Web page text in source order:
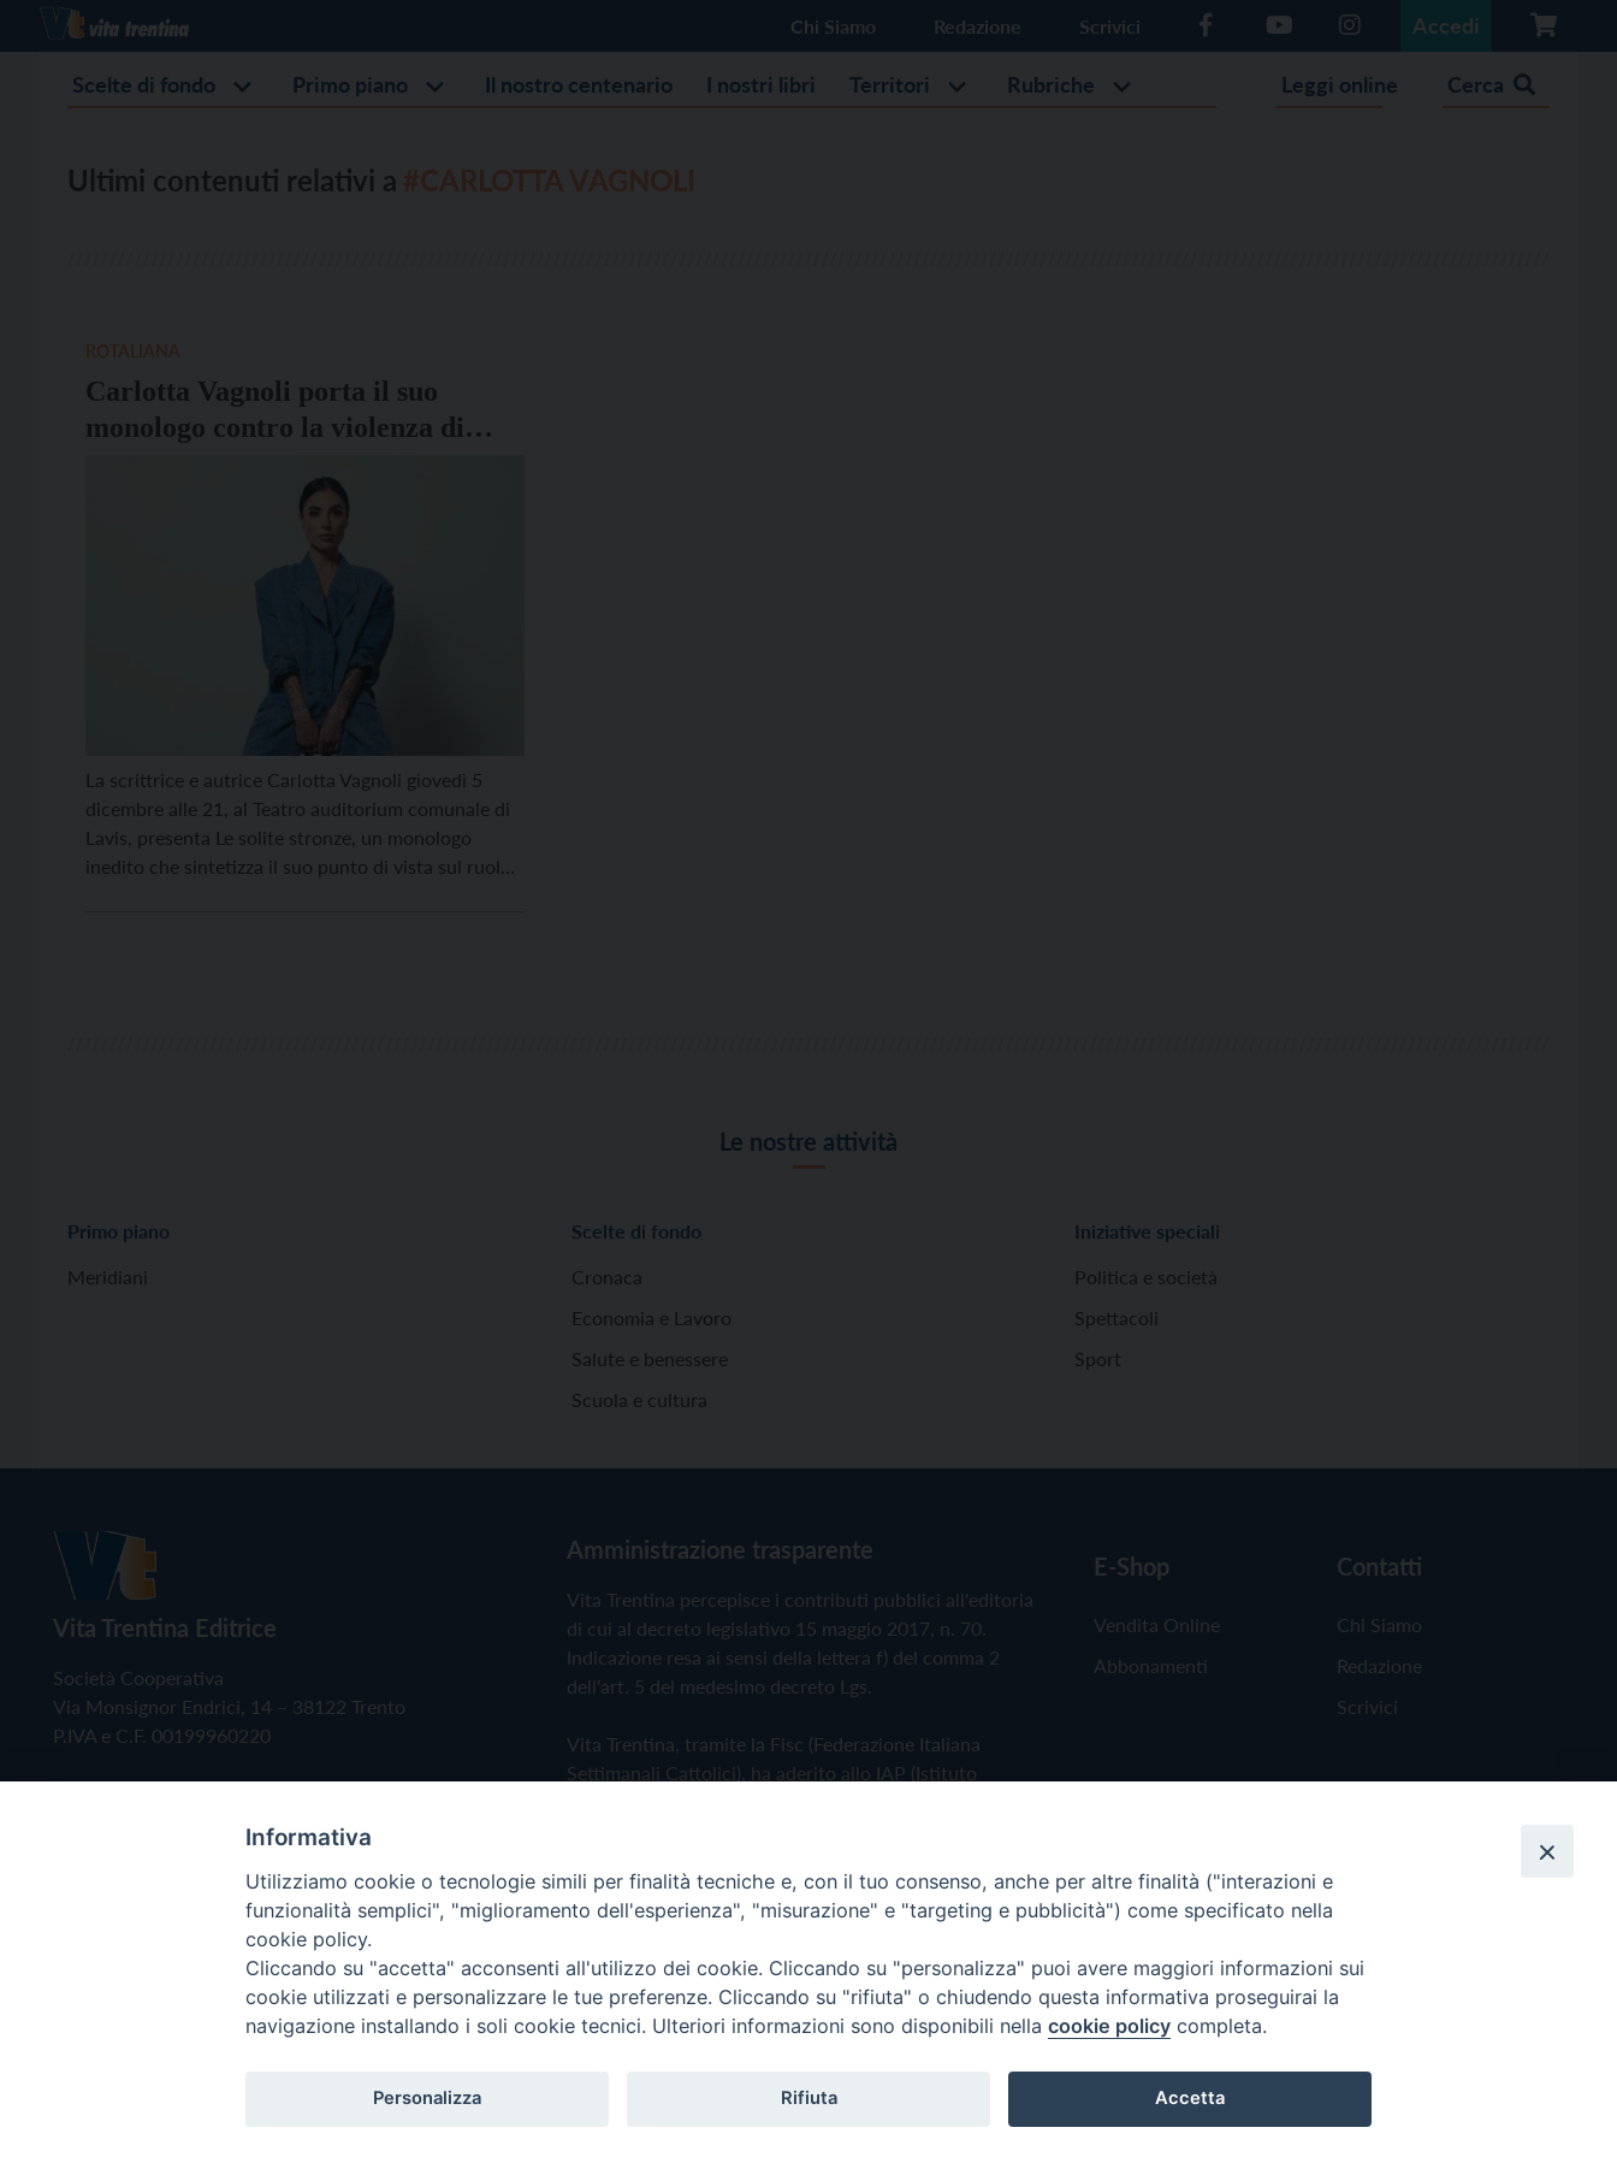
Chi Siamo Redazione Scrivici Accedi
Scelte di fondo Primo piano Il nostro centenario I nostri libri Territori Rubriche Leggi online Cerca
Ultimi contenuti relativi a
Carlotta Vagnoli porta il suo
monologo contro la violenza di
La scrittrice e autrice Carlotta Vagnoli giovedì 5
dicembre alle 21, al Teatro auditorium comunale di
Lavis, presenta Le solite stronze, un monologo
inedito che sintetizza il suo punto di vista sul ruolo
Le nostre attività
Primo piano
Meridiani
Scelte di fondo
Cronaca
Economia e Lavoro
Salute e benessere
Scuola e cultura
Iniziative speciali
Politica e società
Spettacoli
Sport
Vita Trentina Editrice
Società Cooperativa
Via Monsignor Endrici, 14 – 38122 Trento
P.IVA e C.F. 00199960220
Amministrazione trasparente
Vita Trentina percepisce i contributi pubblici all'editoria
di cui al decreto legislativo 15 maggio 2017, n. 70.
Indicazione resa ai sensi della lettera f) del comma 2
dell'art. 5 del medesimo decreto Lgs.
Vita Trentina, tramite la Fisc (Federazione Italiana
Settimanali Cattolici), ha aderito allo IAP (Istituto
Privacy Policy Cookie Policy
E-Shop
Vendita Online
Abbonamenti
Contatti
Chi Siamo
Redazione
Scrivici
Copyright © 2019 - Tutti i diritti riservati - Vita Trentina Editrice
Informativa
Utilizziamo cookie o tecnologie simili per finalità tecniche e, con il tuo consenso, anche per altre finalità ("interazioni e
funzionalità semplici", "miglioramento dell'esperienza", "misurazione" e "targeting e pubblicità") come specificato nella
cookie policy.
Cliccando su "accetta" acconsenti all'utilizzo dei cookie. Cliccando su "personalizza" puoi avere maggiori informazioni sui
cookie utilizzati e personalizzare le tue preferenze. Cliccando su "rifiuta" o chiudendo questa informativa proseguirai la
navigazione installando i soli cookie tecnici. Ulteriori informazioni sono disponibili nella cookie policy completa.
Personalizza Rifiuta Accetta